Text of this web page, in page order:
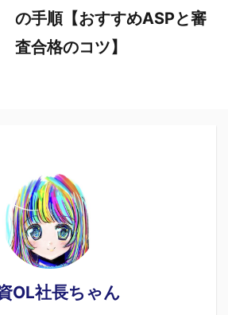
の手順【おすすめASPと審
査合格のコツ】
OL社長ちゃん